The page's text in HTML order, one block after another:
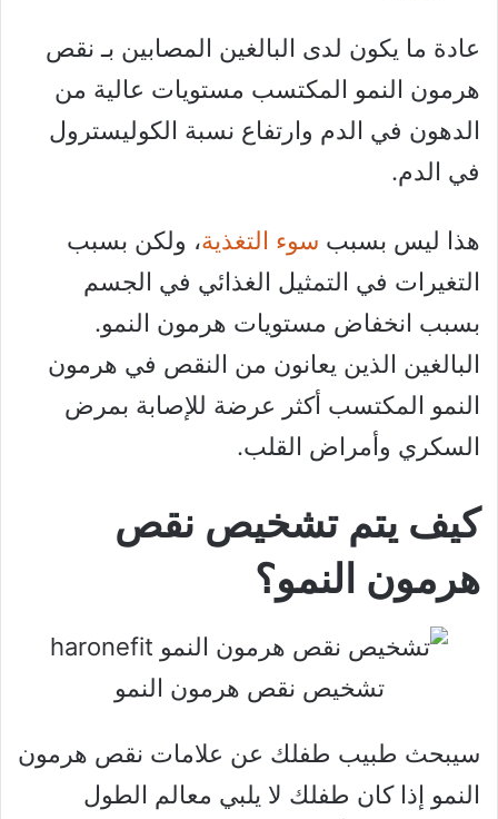
عادة ما يكون لدى البالغين المصابين بـ نقص
هرمون النمو المكتسب مستويات عالية من
الدهون في الدم وارتفاع نسبة الكوليسترول
في الدم.
هذا ليس بسبب سوء التغذية، ولكن بسبب
التغيرات في التمثيل الغذائي في الجسم
بسبب انخفاض مستويات هرمون النمو.
البالغين الذين يعانون من النقص في هرمون
النمو المكتسب أكثر عرضة للإصابة بمرض
السكري وأمراض القلب.
كيف يتم تشخيص نقص
هرمون النمو؟
تشخيص نقص هرمون النمو
سيبحث طبيب طفلك عن علامات نقص هرمون
النمو إذا كان طفلك لا يلبي معالم الطول